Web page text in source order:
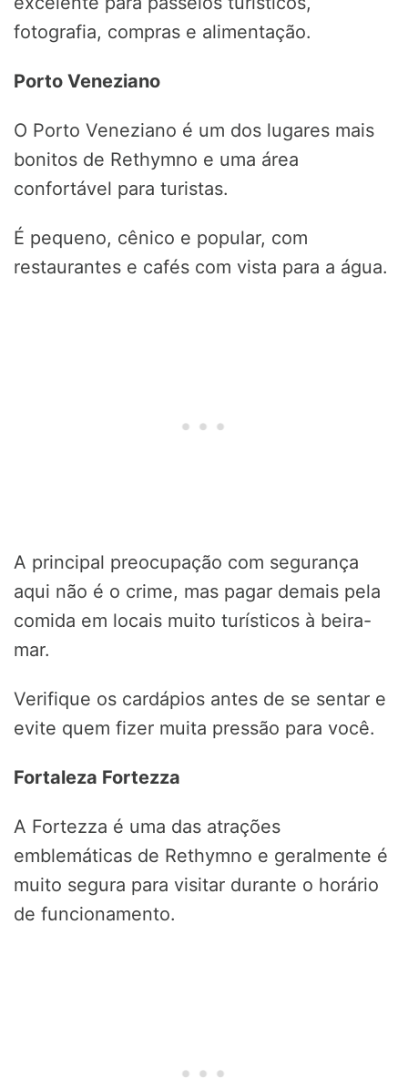
fotografia, compras e alimentação.
Porto Veneziano
O Porto Veneziano é um dos lugares mais
bonitos de Rethymno e uma área
confortável para turistas.
É pequeno, cênico e popular, com
restaurantes e cafés com vista para a água.
A principal preocupação com segurança
aqui não é o crime, mas pagar demais pela
comida em locais muito turísticos à beira-
mar.
Verifique os cardápios antes de se sentar e
evite quem fizer muita pressão para você.
Fortaleza Fortezza
A Fortezza é uma das atrações
emblemáticas de Rethymno e geralmente é
muito segura para visitar durante o horário
de funcionamento.